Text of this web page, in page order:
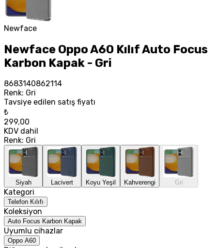
Newface
Newface Oppo A60 Kılıf Auto Focus
Karbon Kapak - Gri
8683140862114
Renk: Gri
Tavsiye edilen satış fiyatı
₺
299,00
KDV dahil
Renk: Gri
Siyah Lacivert Koyu Yeşil Kahverengi Gri
Kategori
Telefon Kılıfı
Koleksiyon
Auto Focus Karbon Kapak
Uyumlu cihazlar
Oppo A60